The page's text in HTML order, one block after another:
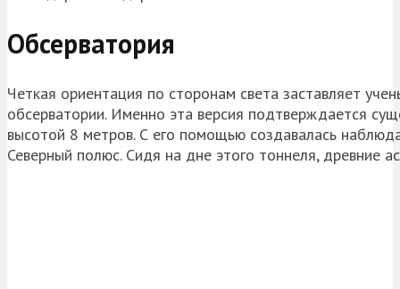
Обсерватория
Четкая ориентация по сторонам света заставляет
обсерватории. Именно эта версия подтверждается
высотой 8 метров. С его помощью создавалась
Северный полюс. Сидя на дне этого тоннеля, древние